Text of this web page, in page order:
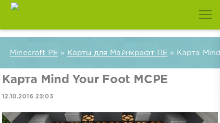
Minecraft PE » Карты для Майнкрафт ПЕ » Карта
Карта Mind Your Foot MCPE
12.10.2016 23:03